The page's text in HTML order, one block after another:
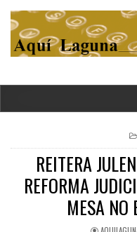
REITERA
REFORMA
MESA NO